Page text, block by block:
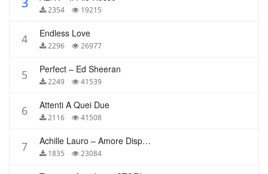
2354 19215
4 Endless Love
2296 26977
5 Perfect – Ed Sheeran
2249 41539
6 Attenti A Quei Due
2116 41508
7 Achille Lauro – Amore Disperato
1835 23084